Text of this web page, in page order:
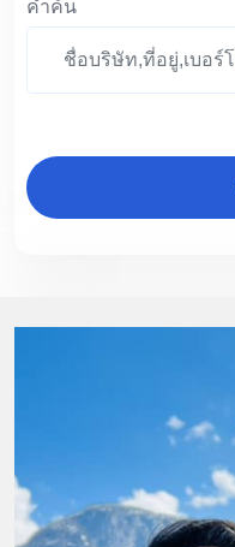
คำค้น